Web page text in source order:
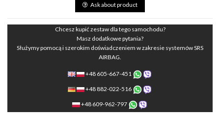
Ask about product
Chcesz kupić zestaw dla tego samochodu?
Masz dodatkowe pytania?
Służymy pomocą i szerokim doświadczeniem w zakresie systemów SRS
AIRBAG.
+48 605-667-451
+48 882-022-516
+48 609-962-797